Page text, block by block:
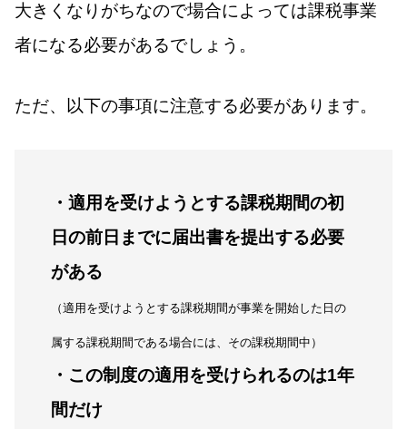
大きくなりがちなので場合によっては課税事業
者になる必要があるでしょう。
ただ、以下の事項に注意する必要があります。
・適用を受けようとする課税期間の初
日の前日までに届出書を提出する必要
がある
（適用を受けようとする課税期間が事業を開始した日の
属する課税期間である場合には、その課税期間中）
・この制度の適用を受けられるのは1年
間だけ